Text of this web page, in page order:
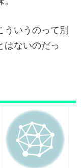
ういうのって別
はないのだっ